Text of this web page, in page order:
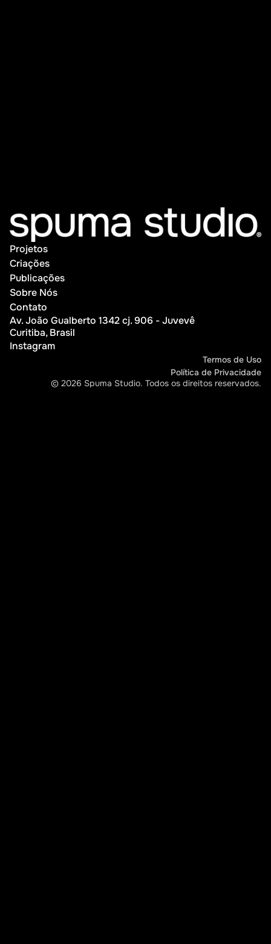
Projetos
Projetos
Criações
Criações
Publicações
Publicações
Sobre Nós
Sobre Nós
Contato
Contato
Av. João Gualberto 1342 cj. 906 - Juvevê
Curitiba, Brasil
Instagram
Termos de Uso
Termos de Uso
Política de Privacidade
Política de Privacidade
© 2026 Spuma Studio. Todos os direitos reservados.